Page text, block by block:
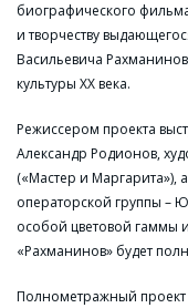
биографического
и творчеству
Васильевича
культуры XX века.
Режиссером проекта
Александр Родионов,
(«Мастер и Маргарита»),
операторской группы –
особой цветовой гаммы
«Рахманинов» будет
Полнометражный проект